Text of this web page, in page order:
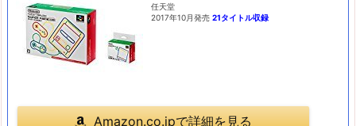
任天堂
2017年10月発売 21タイトル収録
Amazon.co.jpで詳細を見る